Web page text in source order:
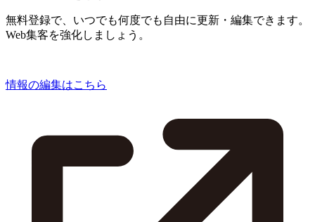
無料登録で、いつでも何度でも自由に更新・編集できます。
Web集客を強化しましょう。
情報の編集はこちら